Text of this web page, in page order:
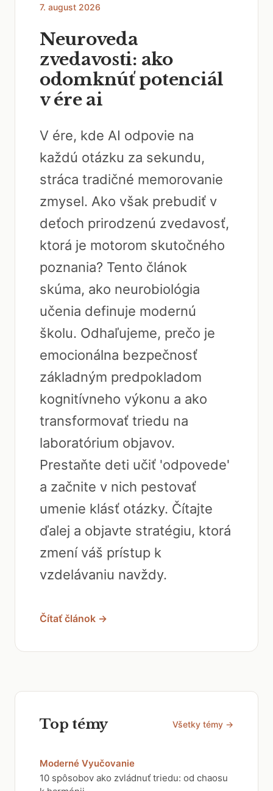
7. august 2026
Neuroveda
zvedavosti: ako
odomknúť potenciál
v ére ai
V ére, kde AI odpovie na
každú otázku za sekundu,
stráca tradičné memorovanie
zmysel. Ako však prebudiť v
deťoch prirodzenú zvedavosť,
ktorá je motorom skutočného
poznania? Tento článok
skúma, ako neurobiológia
učenia definuje modernú
školu. Odhaľujeme, prečo je
emocionálna bezpečnosť
základným predpokladom
kognitívneho výkonu a ako
transformovať triedu na
laboratórium objavov.
Prestaňte deti učiť 'odpovede'
a začnite v nich pestovať
umenie klásť otázky. Čítajte
ďalej a objavte stratégiu, ktorá
zmení váš prístup k
vzdelávaniu navždy.
Čítať článok →
Top témy Všetky témy →
Moderné Vyučovanie
10 spôsobov ako zvládnuť triedu: od chaosu